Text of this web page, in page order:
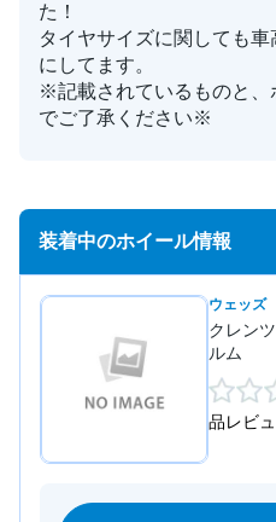
た！
タイヤサイズに関しても
にしてます。
※記載されているものと、
でご了承ください※
装着中のホイール情報
ウェッズ
クレン
ルム
品レビュ